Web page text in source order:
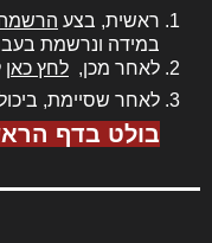
ראשית, בצע
במידה ונרשמת
לאחר מכן, לחץ כאן
לאחר שסיימת,
בולט בדף